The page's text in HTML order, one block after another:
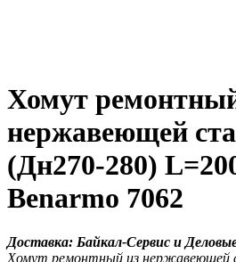
Хомут
нержавеющей
(Дн270-280)
Benarmo 7062
Доставка: Байкал-Сервис и
Хомут ремонтный из нержавеющей